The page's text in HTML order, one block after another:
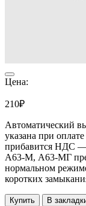
Цена:
210₽
Автоматический
указана при
прибавится НДС ―
А63-М, А63-МГ
нормальном
коротких
Купить В